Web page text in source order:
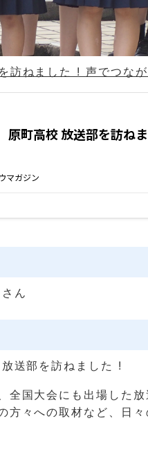
訪ねました ! 声でつな
ん
送部を訪ねました !
全国大会にも出場した
方々への取材など、日